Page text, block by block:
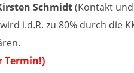
Schmidt(Kontakt
i.d.R. zu 80% durch die
Termin!)